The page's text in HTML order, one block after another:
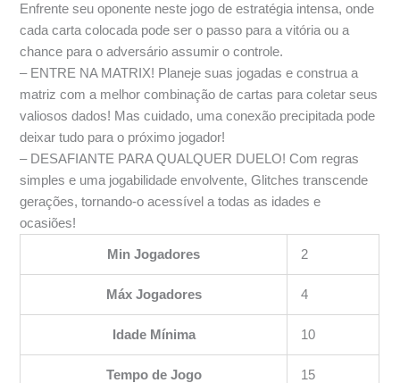
Enfrente seu oponente neste jogo de estratégia intensa, onde
cada carta colocada pode ser o passo para a vitória ou a
chance para o adversário assumir o controle.
– ENTRE NA MATRIX! Planeje suas jogadas e construa a
matriz com a melhor combinação de cartas para coletar seus
valiosos dados! Mas cuidado, uma conexão precipitada pode
deixar tudo para o próximo jogador!
– DESAFIANTE PARA QUALQUER DUELO! Com regras
simples e uma jogabilidade envolvente, Glitches transcende
gerações, tornando-o acessível a todas as idades e
ocasiões!
Min Jogadores 2
Máx Jogadores 4
Idade Mínima 10
Tempo de Jogo 15